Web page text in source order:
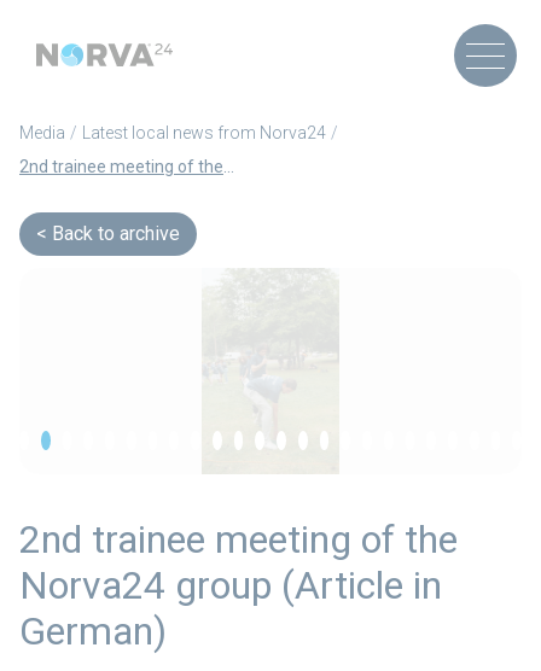
Media
Latest local news from Norva24
Back to archive
2nd trainee meeting of the
Norva24 group (Article in
German)